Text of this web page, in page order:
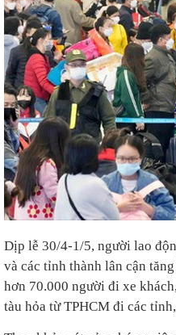
Dịp lễ 30/4-1/5, người lao
và các tỉnh thành lân cận
hơn 70.000 người đi xe
tàu hỏa từ TPHCM đi các